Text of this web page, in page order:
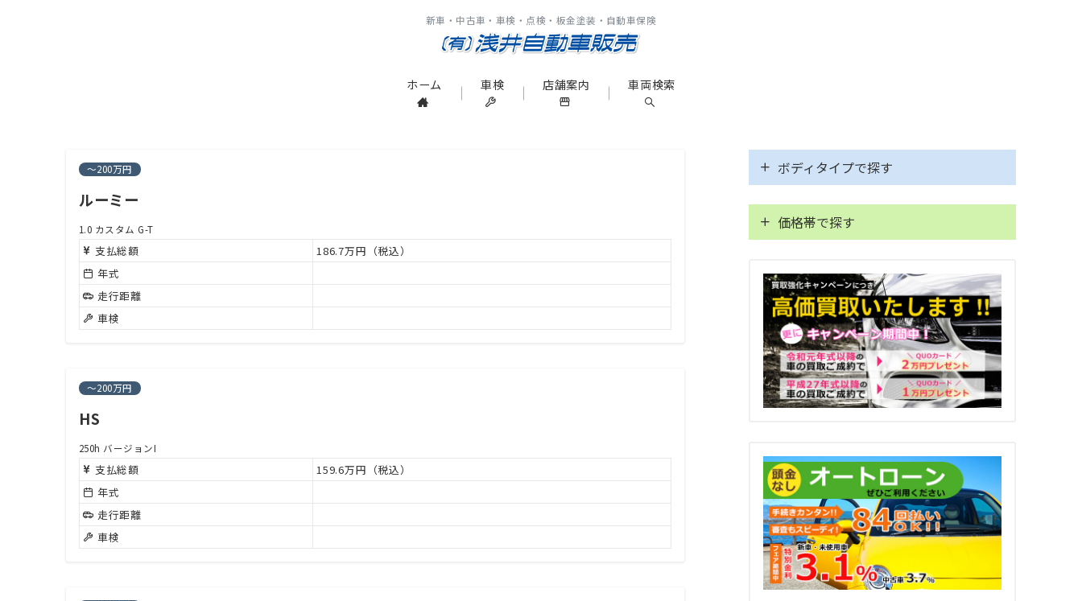
新車・中古車・車検・点検・板金塗装・自動車保険
ホーム 車検 店舗案内 車両検索
～200万円
ルーミー
1.0 カスタム G-T
支払総額
186.7万円（税込）
年式
走行距離
車検
～200万円
HS
250h バージョンI
支払総額
159.6万円（税込）
年式
走行距離
車検
ボディタイプで探す
軽自動車
コンパクト／ハッチバック
ミニバン／ワンボックス
SUV／クロカン
セダン
ステーションワゴン
ハイブリッド／EV
価格帯で探す
～150万円
～200万円
～250万円
300万円超